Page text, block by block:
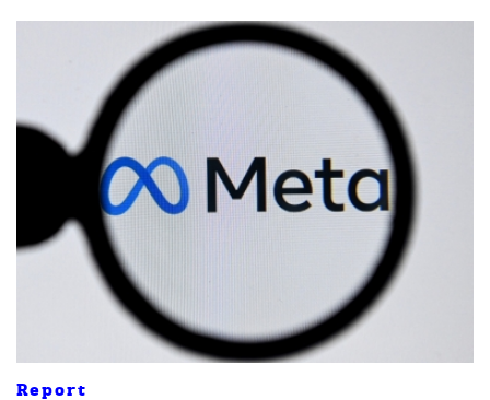
Report